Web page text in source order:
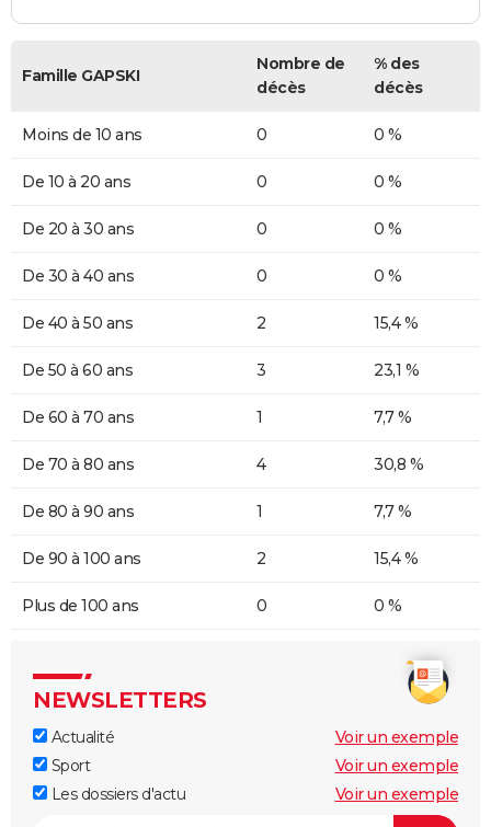
Famille GAPSKI
Nombre de
décès
% des
décès
Moins de 10 ans 0 0 %
De 10 à 20 ans 0 0 %
De 20 à 30 ans 0 0 %
De 30 à 40 ans 0 0 %
De 40 à 50 ans 2 15,4 %
De 50 à 60 ans 3 23,1 %
De 60 à 70 ans 1 7,7 %
De 70 à 80 ans 4 30,8 %
De 80 à 90 ans 1 7,7 %
De 90 à 100 ans 2 15,4 %
Plus de 100 ans 0 0 %
NEWSLETTERS
Actualité
Voir un exemple
Sport
Voir un exemple
Les dossiers d'actu
Voir un exemple